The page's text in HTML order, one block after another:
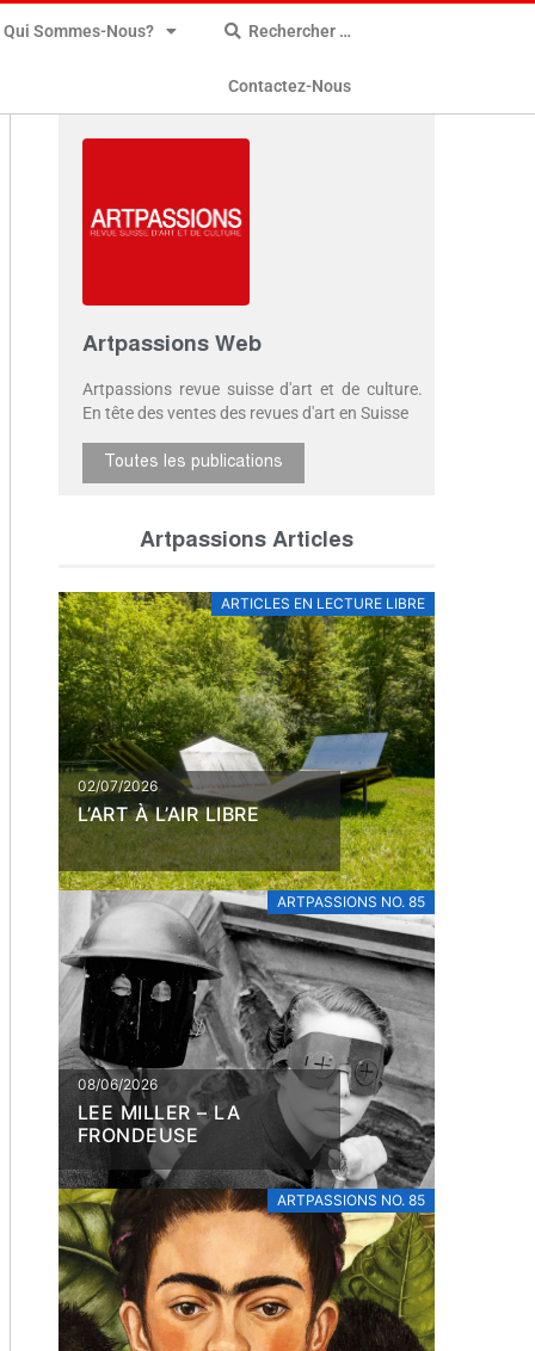
Qui Sommes-Nous? Rechercher …
Contactez-Nous
Artpassions Web
Artpassions revue suisse d'art et de culture.
En tête des ventes des revues d'art en Suisse
Toutes les publications
Artpassions Articles
ARTICLES EN LECTURE LIBRE
02/07/2026
L’ART À L’AIR LIBRE
ARTPASSIONS NO. 85
08/06/2026
LEE MILLER – LA
FRONDEUSE
ARTPASSIONS NO. 85